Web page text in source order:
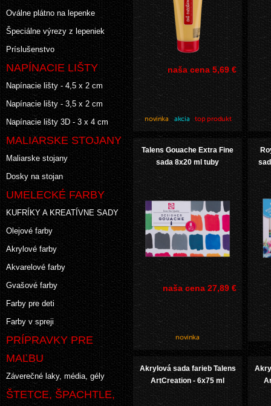
Oválne plátno na lepenke
Špeciálne výrezy z lepeniek
Príslušenstvo
NAPÍNACIE LIŠTY
Napínacie lišty - 4,5 x 2 cm
Napínacie lišty - 3,5 x 2 cm
Napínacie lišty 3D - 3 x 4 cm
MALIARSKE STOJANY
Maliarske stojany
Dosky na stojan
UMELECKÉ FARBY
KUFRÍKY A KREATÍVNE SADY
Olejové farby
Akrylové farby
Akvarelové farby
Gvašové farby
Farby pre deti
Farby v spreji
PRÍPRAVKY PRE
MAĽBU
Záverečné laky, média, gély
ŠTETCE, ŠPACHTLE,
naša cena 5,69 €
Talens Gouache Extra Fine
sada 8x20 ml tuby
naša cena 27,89 €
Akrylová sada farieb Talens
ArtCreation - 6x75 ml